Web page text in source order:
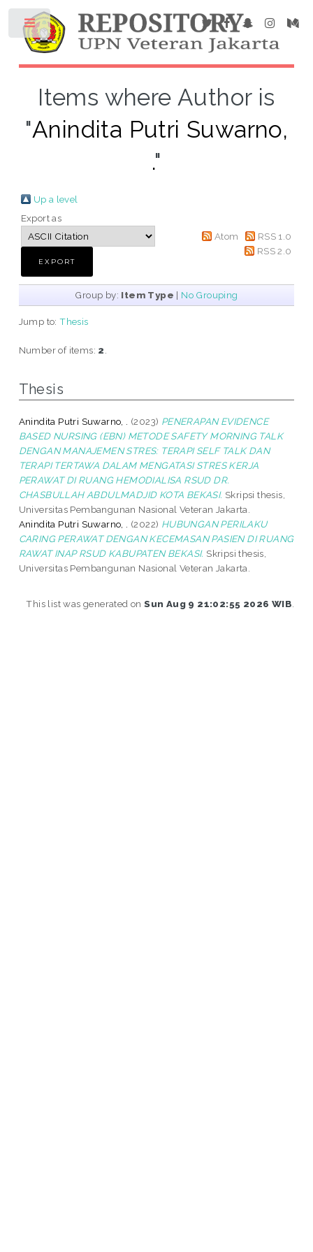
Items where Author is
"Anindita Putri Suwarno,
."
Up a level
Export as
Atom
RSS 1.0
RSS 2.0
Group by: Item Type | No Grouping
Jump to:Thesis
Number of items: 2
Thesis
Anindita Putri Suwarno, . (2023) PENERAPAN EVIDENCE
BASED NURSING (EBN) METODE SAFETY MORNING TALK
DENGAN MANAJEMEN STRES: TERAPI SELF TALK DAN
TERAPI TERTAWA DALAM MENGATASI STRES KERJA
PERAWAT DI RUANG HEMODIALISA RSUD DR.
CHASBULLAH ABDULMADJID KOTA BEKASI. Skripsi thesis,
Universitas Pembangunan Nasional Veteran Jakarta.
Anindita Putri Suwarno, .
(2022) HUBUNGAN PERILAKU
CARING PERAWAT DENGAN KECEMASAN PASIEN DI RUANG
RAWAT INAP RSUD KABUPATEN BEKASI. Skripsi thesis,
Universitas Pembangunan Nasional Veteran Jakarta.
This list was generated onSun Aug 9 21:02:55 2026 WIB